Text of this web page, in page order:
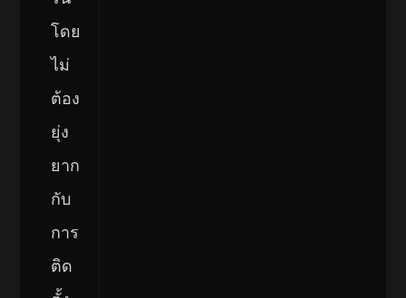
โดย
ไม่
ต้อง
ยุ่ง
ยาก
กับ
การ
ติด